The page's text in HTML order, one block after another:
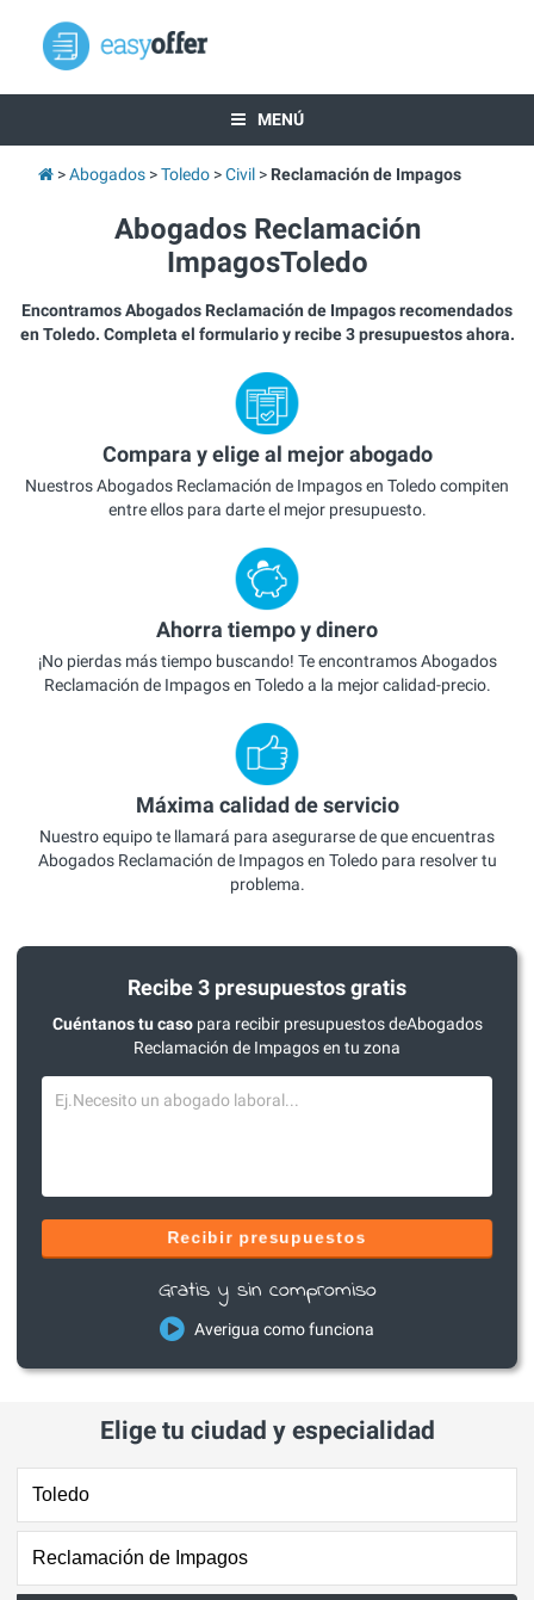
MENÚ
Abogados Toledo Civil Reclamación de Impagos
Abogados Reclamación
ImpagosToledo
Encontramos Abogados Reclamación de Impagos recomendados
en Toledo. Completa el formulario y recibe 3 presupuestos ahora.
Compara y elige al mejor abogado
Nuestros Abogados Reclamación de Impagos en Toledo compiten
entre ellos para darte el mejor presupuesto.
Ahorra tiempo y dinero
¡No pierdas más tiempo buscando! Te encontramos Abogados
Reclamación de Impagos en Toledo a la mejor calidad-precio.
Máxima calidad de servicio
Nuestro equipo te llamará para asegurarse de que encuentras
Abogados Reclamación de Impagos en Toledo para resolver tu
problema.
Recibe 3 presupuestos gratis
Cuéntanos tu casopara recibir presupuestos deAbogados
Reclamación de Impagos en tu zona
Recibir presupuestos
Gratis y sin compromiso
Averigua como funciona
Elige tu ciudad y especialidad